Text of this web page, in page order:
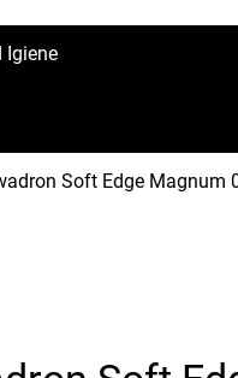
Igiene
Soft Edge Magnum